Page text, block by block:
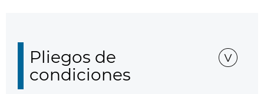
Pliegos de
condiciones